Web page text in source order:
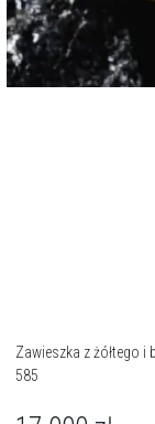
Zawieszka z żółtego i
585